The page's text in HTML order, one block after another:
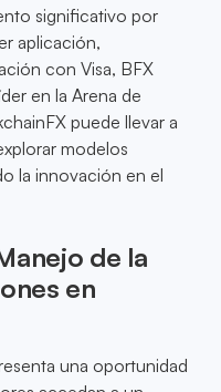
significativo por
aplicación,
con Visa, BFX
en la Arena de
puede llevar a
modelos
la innovación en el
de la
en
una oportunidad